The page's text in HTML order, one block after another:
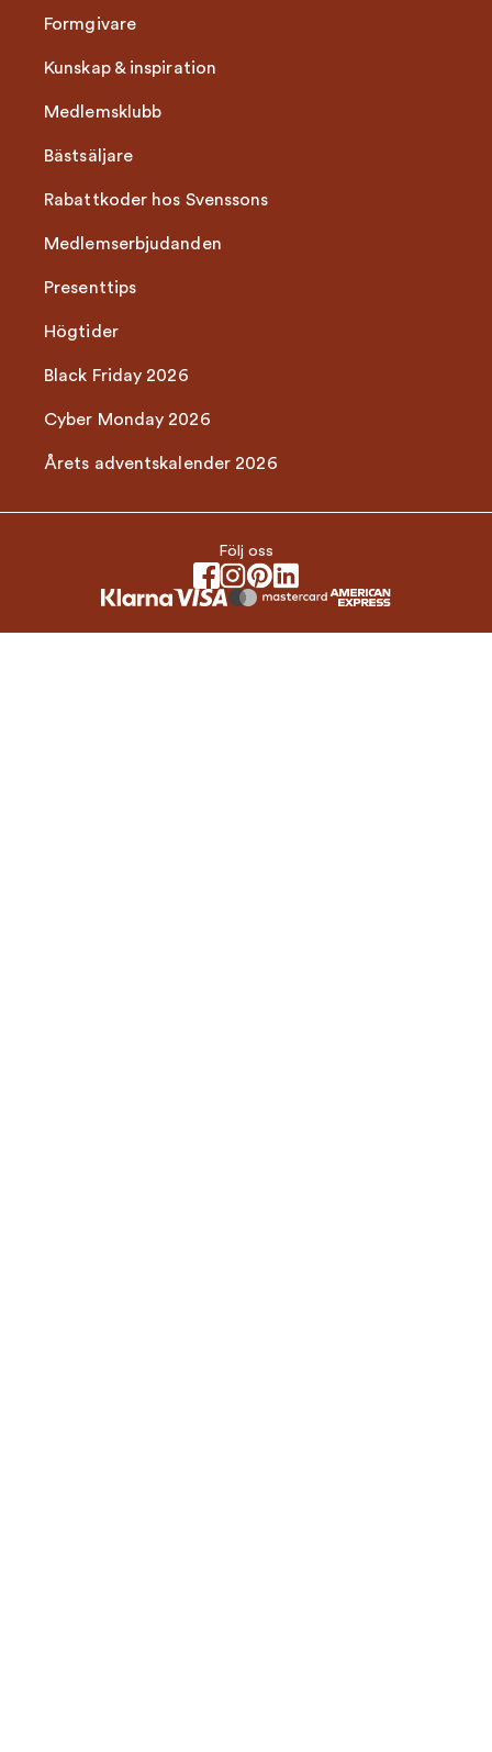
Formgivare
Kunskap & inspiration
Medlemsklubb
Bästsäljare
Rabattkoder hos Svenssons
Medlemserbjudanden
Presenttips
Högtider
Black Friday 2026
Cyber Monday 2026
Årets adventskalender 2026
Följ oss